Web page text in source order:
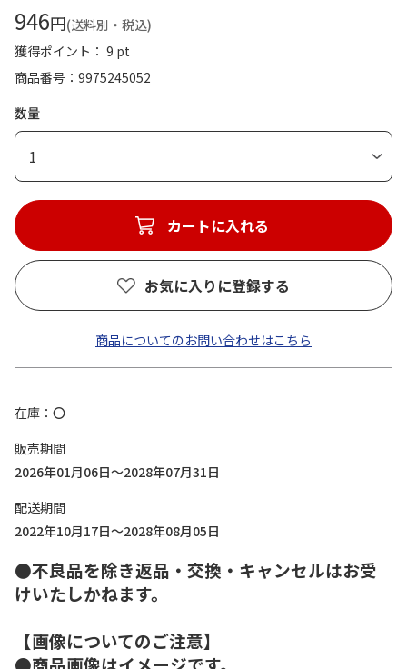
946円(送料別・税込)
獲得ポイント： 9 pt
商品番号
9975245052
数量
1
カートに入れる
お気に入りに登録する
商品についてのお問い合わせはこちら
在庫
〇
販売期間
2026年01月06日～2028年07月31日
配送期間
2022年10月17日～2028年08月05日
●不良品を除き返品・交換・キャンセルはお受
けいたしかねます。
【画像についてのご注意】
●商品画像はイメージです。